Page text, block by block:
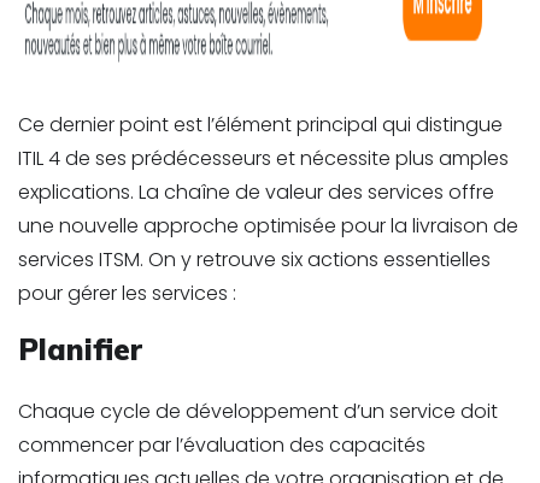
Ce dernier point est l’élément principal qui distingue
ITIL 4 de ses prédécesseurs et nécessite plus amples
explications. La chaîne de valeur des services offre
une nouvelle approche optimisée pour la livraison de
services ITSM. On y retrouve six actions essentielles
pour gérer les services :
Planifier
Chaque cycle de développement d’un service doit
commencer par l’évaluation des capacités